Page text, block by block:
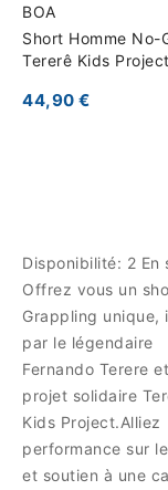
BOA
Short Homme No-
Tererê Kids Project
44,90 €
Disponibilité: 2 En
Offrez vous un
Grappling unique,
par le légendaire
Fernando Terere
projet solidaire
Kids Project.Alliez
performance sur
et soutien à une